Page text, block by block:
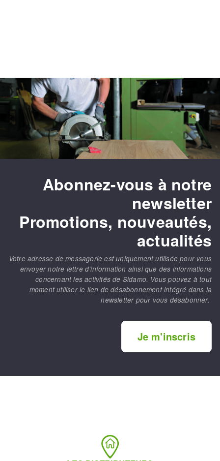
Abonnez-vous à notre
newsletter
Promotions, nouveautés,
actualités
Votre adresse de messagerie est uniquement utilisée pour vous
envoyer notre lettre d’information ainsi que des informations
concernant les activités de Sidamo. Vous pouvez à tout
moment utiliser le lien de désabonnement intégré dans la
newsletter pour vous désabonner.
Je m'inscris